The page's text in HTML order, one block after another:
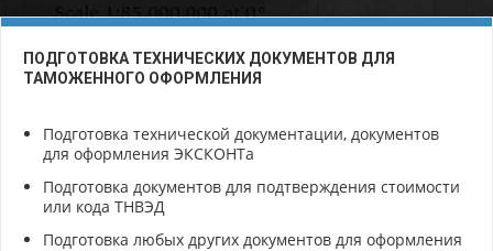
ПОДГОТОВКА ТЕХНИЧЕСКИХ ДОКУМЕНТОВ ДЛЯ
ТАМОЖЕННОГО ОФОРМЛЕНИЯ
Подготовка технической документации, документов
для оформления ЭКСКОНТа
Подготовка документов для подтверждения стоимости
или кода ТНВЭД
Подготовка любых других документов для оформления